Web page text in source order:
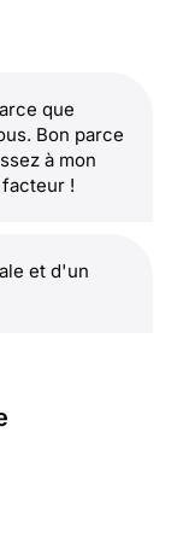
que
Bon parce
à mon
!
et d'un